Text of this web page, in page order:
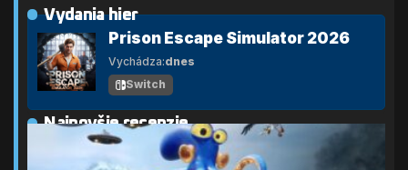
Vydania hier
Prison Escape Simulator 2026
Vychádza:dnes
Switch
Najnovšie recenzie